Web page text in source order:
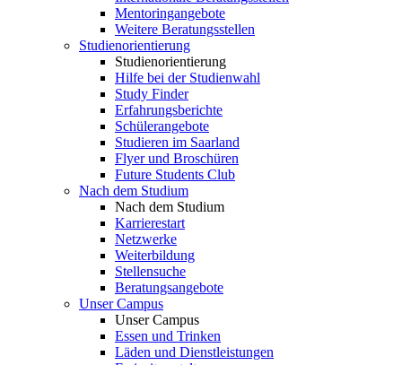
Mentoringangebote
Weitere Beratungsstellen
Studienorientierung
Studienorientierung
Hilfe bei der Studienwahl
Study Finder
Erfahrungsberichte
Schülerangebote
Studieren im Saarland
Flyer und Broschüren
Future Students Club
Nach dem Studium
Nach dem Studium
Karrierestart
Netzwerke
Weiterbildung
Stellensuche
Beratungsangebote
Unser Campus
Unser Campus
Essen und Trinken
Läden und Dienstleistungen